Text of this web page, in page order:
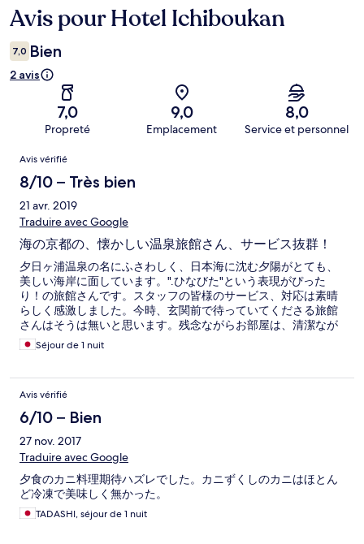
Avis
Avis pour Hotel Ichiboukan
7,0 Bien
2 avis
7,0
Propreté
9,0
Emplacement
8,0
Service et personnel
Avis
Avis vérifié
8/10 – Très bien
21 avr. 2019
Traduire avec Google
海の京都の、懐かしい温泉旅館さん、サービス抜群！
夕日ヶ浦温泉の名にふさわしく、日本海に沈む夕陽がとても、
美しい海岸に面しています。".ひなびた"という表現がぴった
り！の旅館さんです。スタッフの皆様のサービス、対応は素晴
らしく感激しました。今時、玄関前で待っていてくださる旅館
さんはそうは無いと思います。残念ながらお部屋は、清潔なが
ら古い感じがして、侘しい感じです、デラックスな旅館が好み
の方は、同じグループ系列の佳松苑さんの旅館さんの方が良い
スは抜群に素晴らしく、また外人客もまだ、少ないので、かつ
ての日本の温泉旅館の雰囲気を楽しめます。
Séjour de 1 nuit
Avis vérifié
6/10 – Bien
27 nov. 2017
Traduire avec Google
夕食のカニ料理期待ハズレでした。カニずくしのカニはほとん
ど冷凍で美味しく無かった。
TADASHI, séjour de 1 nuit